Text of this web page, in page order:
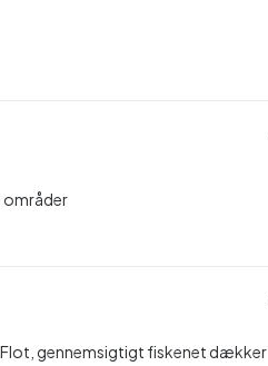
områder
Flot, gennemsigtigt fiskenet dækker